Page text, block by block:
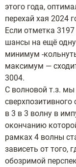
этого года,
перехай хая 2024
Если отметка
шансы на ещё
минимум -
максимум —
3004.
С волновой т.з.
сверхпозитивного
в 3 в 3 волну в
окончанию
рамках 4 волны
зависеть от того,
обозримой